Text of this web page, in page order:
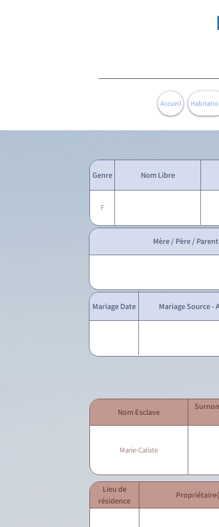
Accueil
Genre Nom Libre
F
Mère / Père /
Mariage Date Mariage Source -
Nom Esclave
Marie-Calixte
Lieu de
résidence